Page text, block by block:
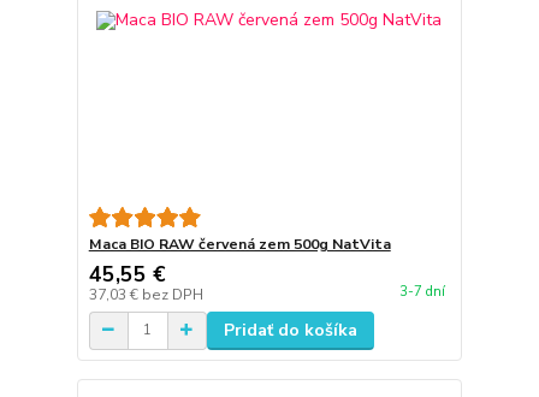
Maca BIO RAW červená zem 500g NatVita
45,55 €
37,03 € bez DPH 3-7 dní
Pridať do košíka